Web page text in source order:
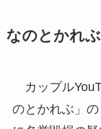
なのとかれ
カップル
のとかれぶ」